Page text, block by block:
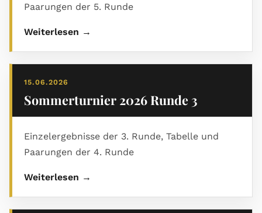
Paarungen der 5. Runde
Weiterlesen →
15.06.2026
Sommerturnier 2026 Runde 3
Einzelergebnisse der 3. Runde, Tabelle und
Paarungen der 4. Runde
Weiterlesen →